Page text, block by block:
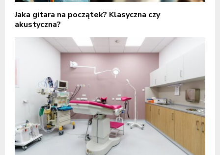
Jaka gitara na początek? Klasyczna czy
akustyczna?